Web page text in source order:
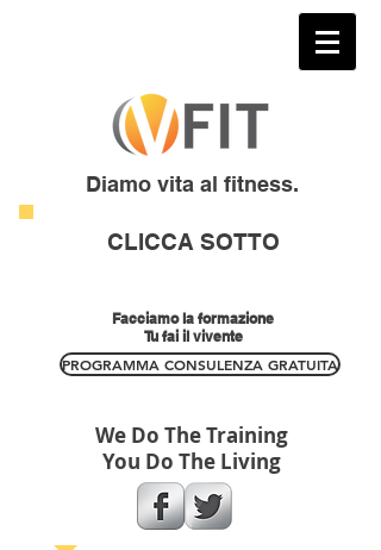
Diamo vita al fitness.
CLICCA SOTTO
Facciamo la formazione
Tu fai il vivente
PROGRAMMA CONSULENZA GRATUITA
We Do The Training
You Do The Living